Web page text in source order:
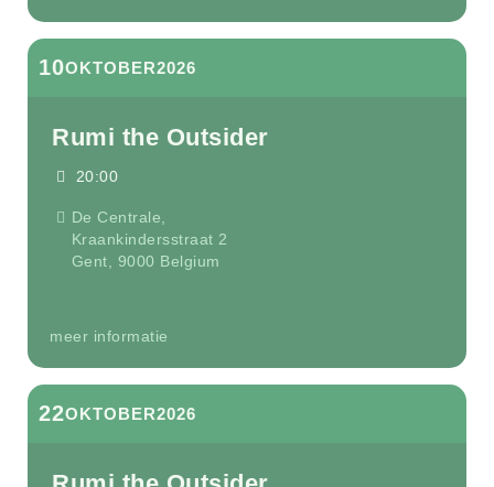
10OKTOBER2026
Rumi the Outsider
20:00
De Centrale,
Kraankindersstraat 2
Gent
9000 Belgium
meer informatie
22OKTOBER2026